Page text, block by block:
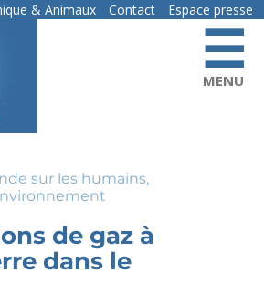
& Animaux Contact Espace presse
sur les humains,
de gaz à
dans le
☰
MENU